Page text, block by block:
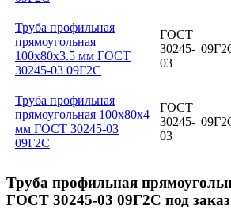
Труба профильная
прямоугольная
100x80x3.5 мм ГОСТ
30245-03 09Г2С
ГОСТ
30245-
03
Труба профильная
прямоугольная 100x80x4
мм ГОСТ 30245-03
09Г2С
ГОСТ
30245-
03
Труба профильная
ГОСТ 30245-03 09Г2С под заказ